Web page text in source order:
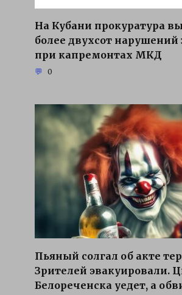
На Кубани прокуратура
более двухсот нарушений
при капремонтах МКД
0
Пьяный солгал об акте
Зрителей эвакуировали.
Белореченска уедет, а